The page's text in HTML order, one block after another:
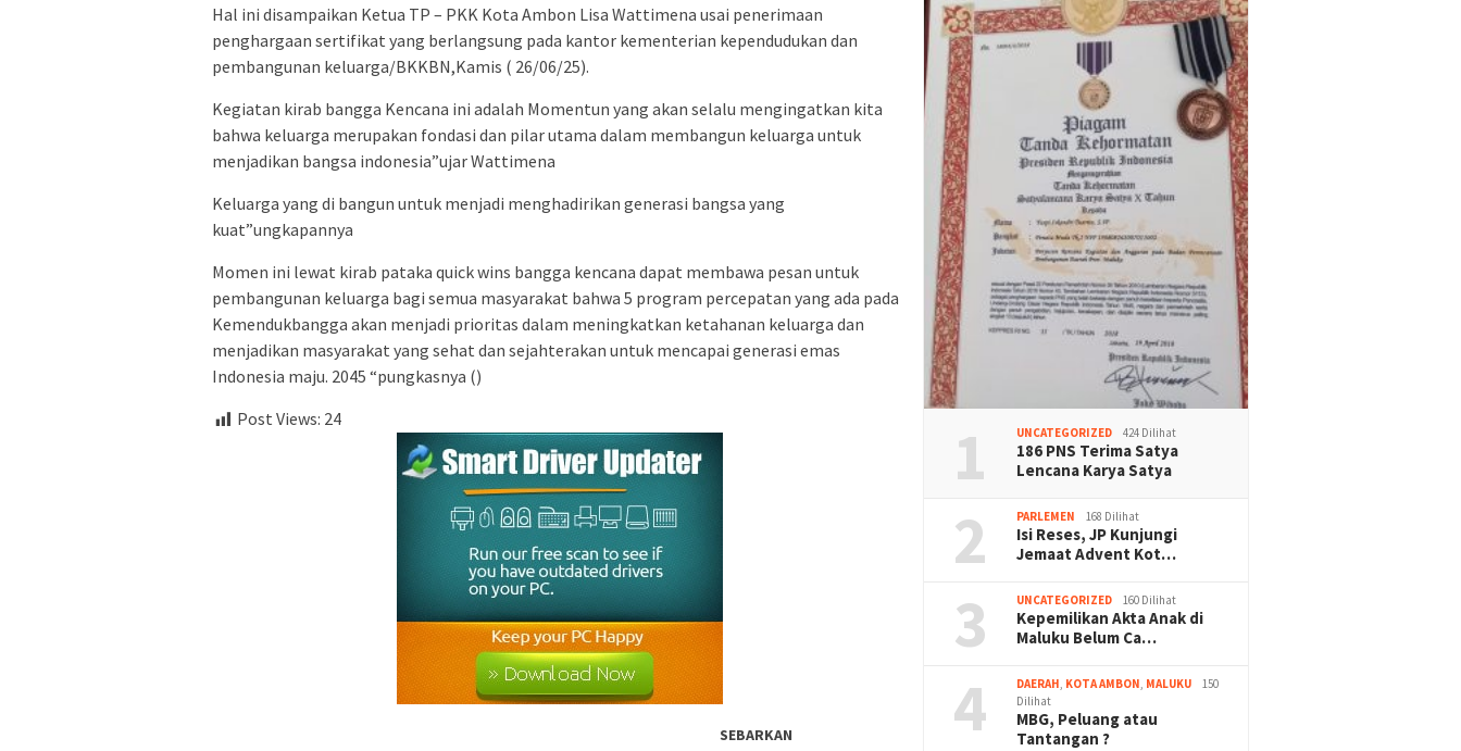
Hal ini disampaikan Ketua TP – PKK Kota Ambon Lisa Wattimena usai penerimaan
penghargaan sertifikat yang berlangsung pada kantor kementerian kependudukan dan
pembangunan keluarga/BKKBN,Kamis ( 26/06/25).
Kegiatan kirab bangga Kencana ini adalah Momentun yang akan selalu mengingatkan kita
bahwa keluarga merupakan fondasi dan pilar utama dalam membangun keluarga untuk
menjadikan bangsa indonesia”ujar Wattimena
Keluarga yang di bangun untuk menjadi menghadirikan generasi bangsa yang
kuat”ungkapannya
Momen ini lewat kirab pataka quick wins bangga kencana dapat membawa pesan untuk
pembangunan keluarga bagi semua masyarakat bahwa 5 program percepatan yang ada pada
Kemendukbangga akan menjadi prioritas dalam meningkatkan ketahanan keluarga dan
menjadikan masyarakat yang sehat dan sejahterakan untuk mencapai generasi emas
Indonesia maju. 2045 “pungkasnya ()
Post Views: 24
SEBARKAN
1 UNCATEGORIZED 424 Dilihat
186 PNS Terima Satya
Lencana Karya Satya
2 PARLEMEN 168 Dilihat
Isi Reses, JP Kunjungi
Jemaat Advent Kot…
3 UNCATEGORIZED 160 Dilihat
Kepemilikan Akta Anak di
Maluku Belum Ca…
4 DAERAH, KOTA AMBON, MALUKU
150
Dilihat
MBG, Peluang atau
Tantangan ?